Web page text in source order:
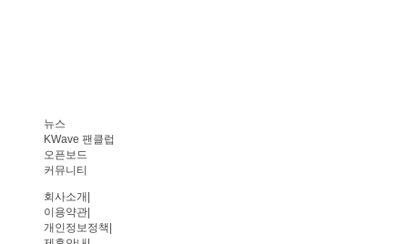
뉴스
KWave 팬클럽
오픈보드
커뮤니티
회사소개
이용약관
개인정보정책